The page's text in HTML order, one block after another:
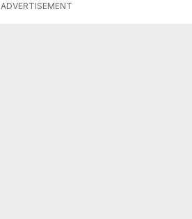
ADVERTISEMENT